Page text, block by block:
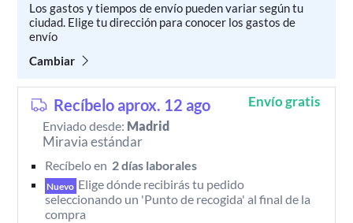
Los gastos y tiempos de envío pueden variar según tu
ciudad. Elige tu dirección para conocer los gastos de
envío
Cambiar
Recíbelo aprox. 12 ago Envío gratis
Enviado desde: Madrid
Miravia estándar
Recíbelo en 2 días laborales
Nuevo Elige dónde recibirás tu pedido
seleccionando un 'Punto de recogida' al final de la
compra